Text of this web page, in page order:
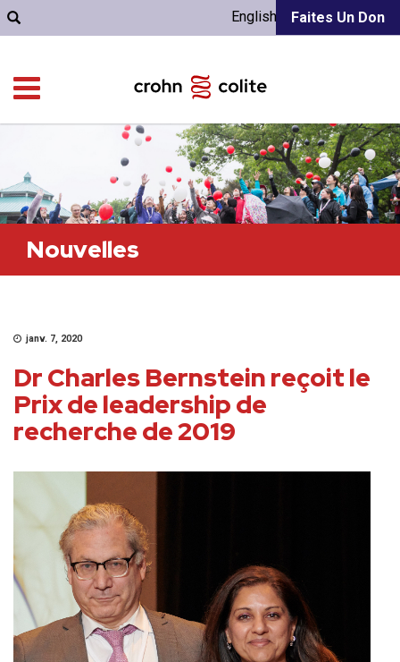
Faites Un Don
English
Nouvelles
janv. 7, 2020
Dr Charles Bernstein reçoit le
Prix de leadership de
recherche de 2019